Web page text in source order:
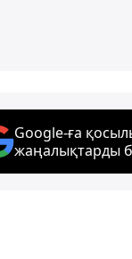
Google-ға
жаңалықтарды